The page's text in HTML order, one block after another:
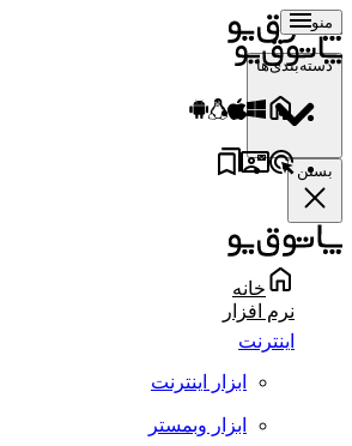
منو
دسته‌بندی‌ها
بستن
خانه
نرم افزار
اینترنت
ابزار اینترنت
ابزار وبمستر